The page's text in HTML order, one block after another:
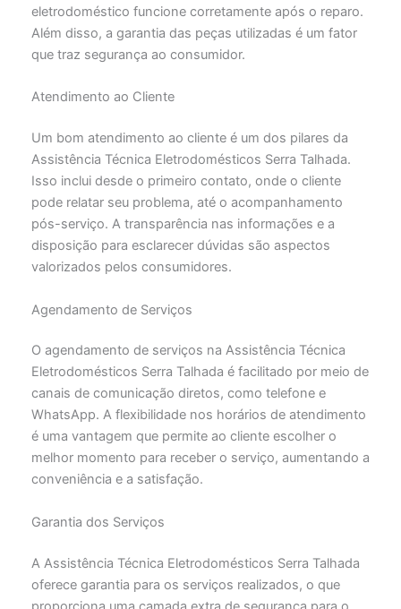
eletrodoméstico funcione corretamente após o reparo.
Além disso, a garantia das peças utilizadas é um fator
que traz segurança ao consumidor.
Atendimento ao Cliente
Um bom atendimento ao cliente é um dos pilares da
Assistência Técnica Eletrodomésticos Serra Talhada.
Isso inclui desde o primeiro contato, onde o cliente
pode relatar seu problema, até o acompanhamento
pós-serviço. A transparência nas informações e a
disposição para esclarecer dúvidas são aspectos
valorizados pelos consumidores.
Agendamento de Serviços
O agendamento de serviços na Assistência Técnica
Eletrodomésticos Serra Talhada é facilitado por meio de
canais de comunicação diretos, como telefone e
WhatsApp. A flexibilidade nos horários de atendimento
é uma vantagem que permite ao cliente escolher o
melhor momento para receber o serviço, aumentando a
conveniência e a satisfação.
Garantia dos Serviços
A Assistência Técnica Eletrodomésticos Serra Talhada
oferece garantia para os serviços realizados, o que